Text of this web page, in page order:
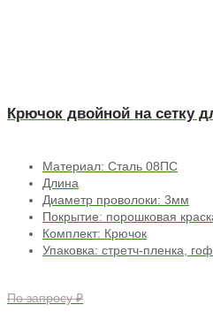
Крючок двойной на сетку
Материал: Сталь 08ПС
Длина
Диаметр проволоки: 3мм
Покрытие: порошковая
Комплект: Крючок
Упаковка: стретч-пленка,
По запросу ₽